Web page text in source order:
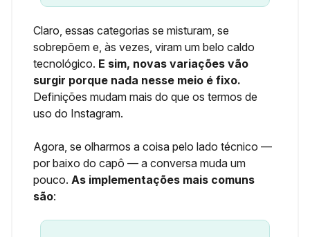
Claro, essas categorias se misturam, se
sobrepõem e, às vezes, viram um belo caldo
tecnológico. E sim, novas variações vão
surgir porque nada nesse meio é fixo.
Definições mudam mais do que os termos de
uso do Instagram.
Agora, se olharmos a coisa pelo lado técnico —
por baixo do capô — a conversa muda um
pouco. As implementações mais comuns
são: